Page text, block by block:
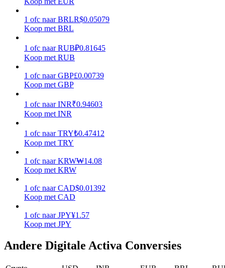
Macht varkentje
Verdien dagelijks competitieve beloningen
Uitzetten
1 ofc naar BRLR$0.05079
Koop met BRL
1 ofc naar RUB₽0.81645
Koop met RUB
1 ofc naar GBP£0.00739
Koop met GBP
1 ofc naar INR₹0.94603
Koop met INR
1 ofc naar TRY₺0.47412
Koop met TRY
1 ofc naar KRW₩14.08
Koop met KRW
1 ofc naar CAD$0.01392
Koop met CAD
1 ofc naar JPY¥1.57
Koop met JPY
Andere Digitale Activa Conversies